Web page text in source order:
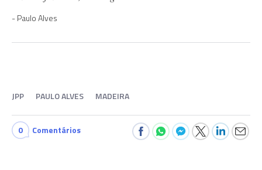
Paulo Alves
JPP PAULO ALVES MADEIRA
0 Comentários